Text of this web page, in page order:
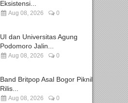
Eksistensi...
Aug 08, 2026 0
UI dan Universitas Agung
Podomoro Jalin...
Aug 08, 2026 0
Band Britpop Asal Bogor Piknik
Rilis...
Aug 08, 2026 0